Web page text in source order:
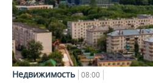
Недвижимость 08:00